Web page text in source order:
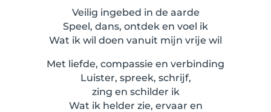
Veilig ingebed in de aarde
Speel, dans, ontdek en voel ik
Wat ik wil doen vanuit mijn vrije wil
Met liefde, compassie en verbinding
Luister, spreek, schrijf,
zing en schilder ik
Wat ik helder zie, ervaar en